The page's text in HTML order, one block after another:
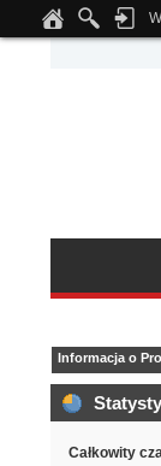
Notice: Undefined
Informacja o
Całkowity